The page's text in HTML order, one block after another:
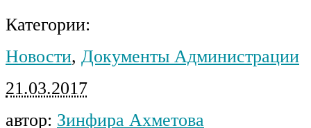
Категории:
Новости, Документы Администрации
21.03.2017
автор: Зинфира Ахметова